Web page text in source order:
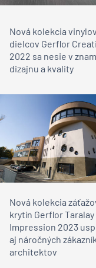
Nová kolekcia
dielcov Gerflor
2022 sa nesie v
dizajnu a kvality
Nová kolekcia
krytín Gerflor Taralay
Impression 2023
aj náročných
architektov